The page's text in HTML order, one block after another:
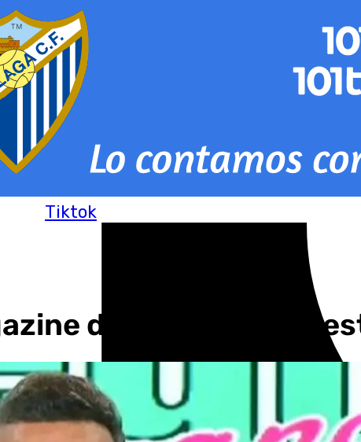
Tiktok
de Andalucía de